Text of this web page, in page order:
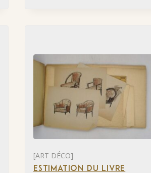
[ART DÉCO]
ESTIMATION DU LIVRE